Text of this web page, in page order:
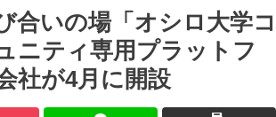
合いの場「オシロ大学コ
ニティ専用プラットフ
社が4月に開設